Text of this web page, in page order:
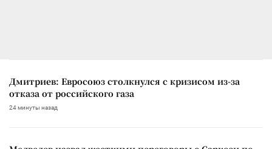
Дмитриев: Евросоюз столкнулся с кризисом из-за
отказа от российского газа
24 минуты назад